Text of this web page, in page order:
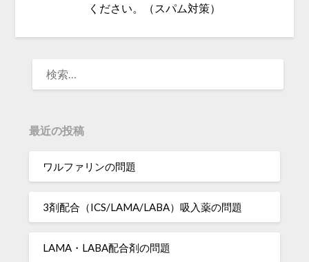
ください。（スパム対策）
最近の投稿
ワルファリンの問題
3剤配合（ICS/LAMA/LABA）吸入薬の問題
LAMA・LABA配合剤の問題